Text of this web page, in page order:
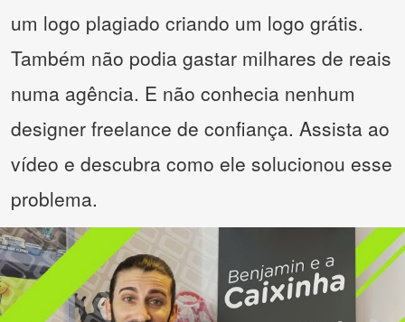
um logo plagiado criando um logo grátis.
Também não podia gastar milhares de reais
numa agência. E não conhecia nenhum
designer freelance de confiança. Assista ao
vídeo e descubra como ele solucionou esse
problema.